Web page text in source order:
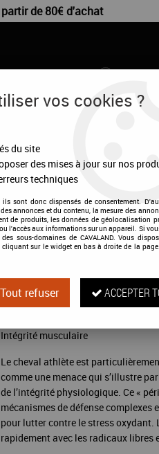
de 80€ d'achat
Vitamine E seau
45,30€ TTC
Intégrité musculaire
Le cheval athlète est
comme une menace qui s’illustre
de l’intégrité physiologique. Ce «
mécanismes de défense
pour lutter contre le stress oxydant.
rapidement avec les radicaux
vos cookies ?
du site
des mises à jour sur nos
techniques
sont donc dispensés de consentement.
annonces et du contenu, la mesure des
de produits, les données de géolocalisation
l'accès aux informations sur un appareil. Si
sous-domaines de CAVALAND. Vous
sur le widget en bas à droite de la
Tout refuser ACCEPTER